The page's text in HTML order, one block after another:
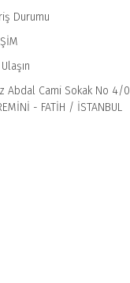
Durumu
Abdal Cami Sokak No 4/0
- FATİH / İSTANBUL